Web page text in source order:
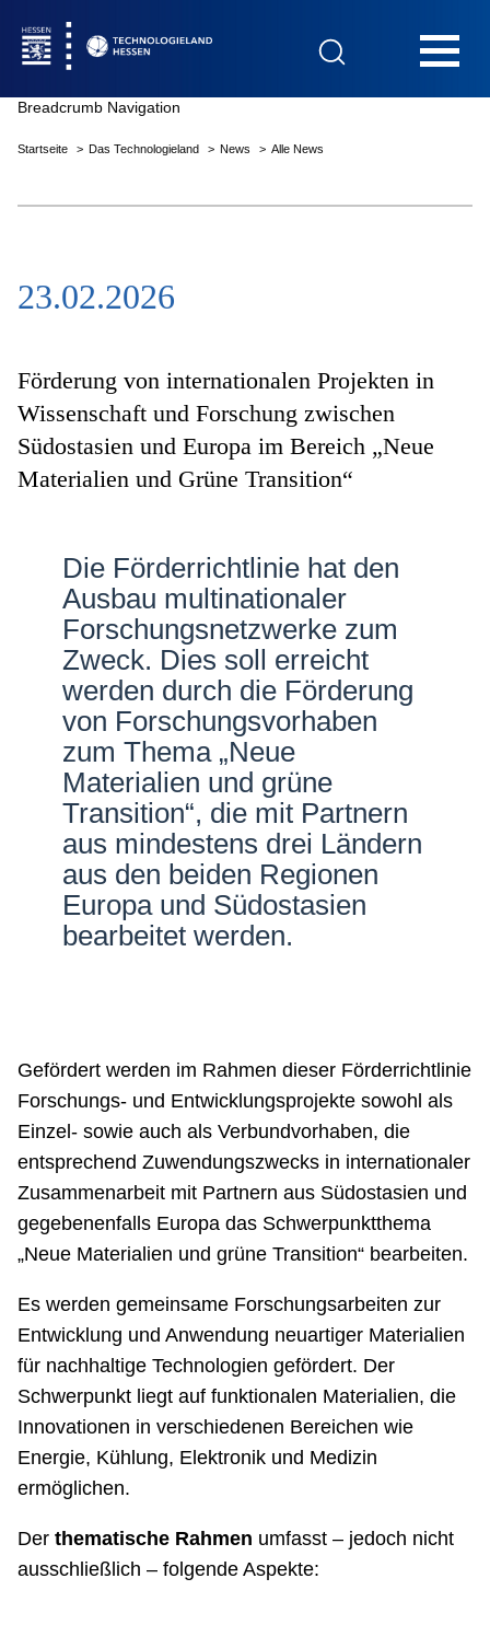
Das Technologieland
Innovationsfelder
Beratung & Förderung
Breadcrumb Navigation
Startseite Das Technologieland News Alle News
23.02.2026
Förderung von internationalen Projekten in
Wissenschaft und Forschung zwischen
Südostasien und Europa im Bereich „Neue
Materialien und Grüne Transition“
Die Förderrichtlinie hat den
Ausbau multinationaler
Forschungsnetzwerke zum
Zweck. Dies soll erreicht
werden durch die Förderung
von Forschungsvorhaben
zum Thema „Neue
Materialien und grüne
Transition“, die mit Partnern
aus mindestens drei Ländern
aus den beiden Regionen
Europa und Südostasien
bearbeitet werden.
Gefördert werden im Rahmen dieser Förderrichtlinie
Forschungs- und Entwicklungsprojekte sowohl als
Einzel- sowie auch als Verbundvorhaben, die
entsprechend Zuwendungszwecks in internationaler
Zusammenarbeit mit Partnern aus Südostasien und
gegebenenfalls Europa das Schwerpunktthema
„Neue Materialien und grüne Transition“ bearbeiten.
Es werden gemeinsame Forschungsarbeiten zur
Entwicklung und Anwendung neuartiger Materialien
für nachhaltige Technologien gefördert. Der
Schwerpunkt liegt auf funktionalen Materialien, die
Innovationen in verschiedenen Bereichen wie
Energie, Kühlung, Elektronik und Medizin
ermöglichen.
Der thematische Rahmen umfasst – jedoch nicht
ausschließlich – folgende Aspekte: